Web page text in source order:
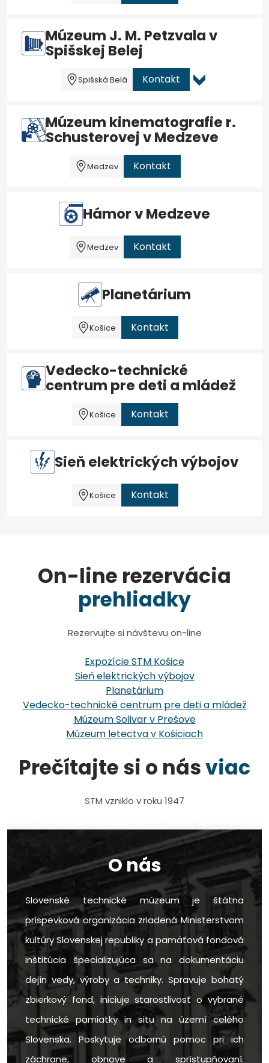
Múzeum J. M. Petzvala v
Spišskej Belej
Spišská Belá Kontakt
Múzeum kinematografie r.
Schusterovej v Medzeve
Medzev Kontakt
Hámor v Medzeve
Medzev Kontakt
Planetárium
Košice Kontakt
Vedecko-technické
centrum pre deti a mládež
Košice Kontakt
Sieň elektrických výbojov
Košice Kontakt
On-line rezervácia
prehliadky
Rezervujte si návštevu on-line
Expozície STM Košice
Sieň elektrických výbojov
Planetárium
Vedecko-technické centrum pre deti a mládež
Múzeum Solivar v Prešove
Múzeum letectva v Košiciach
Prečítajte si o násviac
STM vzniklo v roku 1947
O nás
Slovenské technické múzeum je štátna
príspevková organizácia zriadená Ministerstvom
kultúry Slovenskej republiky a pamäťová fondová
inštitúcia špecializujúca sa na dokumentáciu
dejín vedy, výroby a techniky. Spravuje bohatý
zbierkový fond, iniciuje starostlivosť o vybrané
technické pamiatky in situ na území celého
Slovenska. Poskytuje odbornú pomoc pri ich
záchrane, obnove a sprístupňovaní.